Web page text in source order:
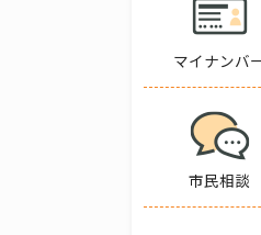
マイナンバ
市民相談